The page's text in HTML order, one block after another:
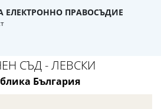
ЕЛЕКТРОННО ПРАВОСЪДИЕ
СЪД - ЛЕВСКИ
България